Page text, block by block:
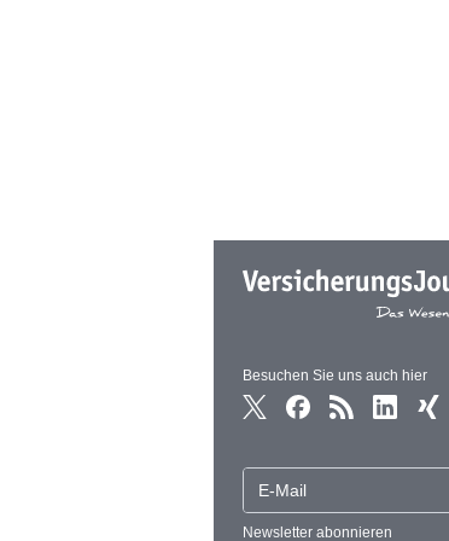
Besuchen Sie uns auch hier
Newsletter abonnieren